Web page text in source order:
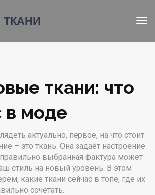
ткани: что
в моде
актуально, первое, на что стоит
– это ткань. Она задаёт настроение
выбранная фактура может
стиль на новый уровень. В этом
какие ткани сейчас в топе, где их
сочетать.